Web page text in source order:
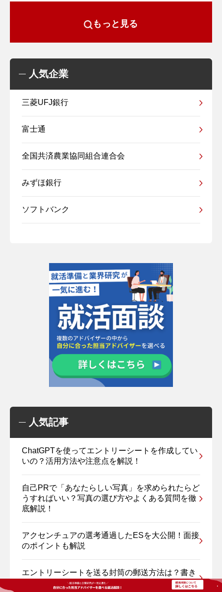
もっと見る
人気企業
三菱UFJ銀行
富士通
全国共済農業協同組合連合会
みずほ銀行
ソフトバンク
人気記事
ChatGPTを使ってエントリーシートを作成してい
いの？活用方法や注意点を解説！
自己PRで「あなたらしい写真」を求められたらど
うすればいい？写真の選び方やよくある質問を徹
底解説！
アクセンチュアの選考通過したESを大公開！面接
のポイントも解説
エントリーシートを送る封筒の郵送方法は？書き
方や送る前の注意点を紹介